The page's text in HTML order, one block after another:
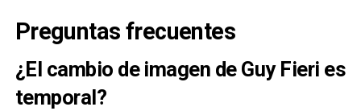
Preguntas frecuentes
¿El cambio de imagen de Guy Fieri es
temporal?